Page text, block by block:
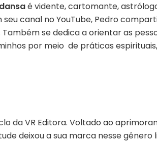
é vidente, cartomante,
canal no YouTube, Pedro
se dedica a orientar as
por meio de práticas
da VR Editora. Voltado ao
deixou a sua marca nesse